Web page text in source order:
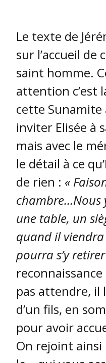
Le texte de
sur l’accueil de
saint homme.
attention c’est
cette Sunamite
inviter Elisée à
mais avec le
le détail à ce
de rien : «
chambre…Nous
une table, un
quand il
pourra s’y retirer
reconnaissance
pas attendre, il
d’un fils, en
pour avoir
On rejoint ainsi